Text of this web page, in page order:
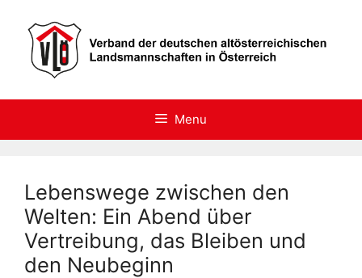
content
Menu
Lebenswege zwischen den
Welten: Ein Abend über
Vertreibung, das Bleiben und
den Neubeginn